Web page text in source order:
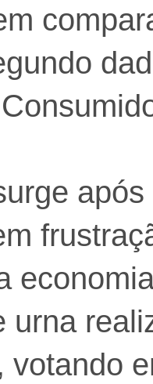
urna
votando